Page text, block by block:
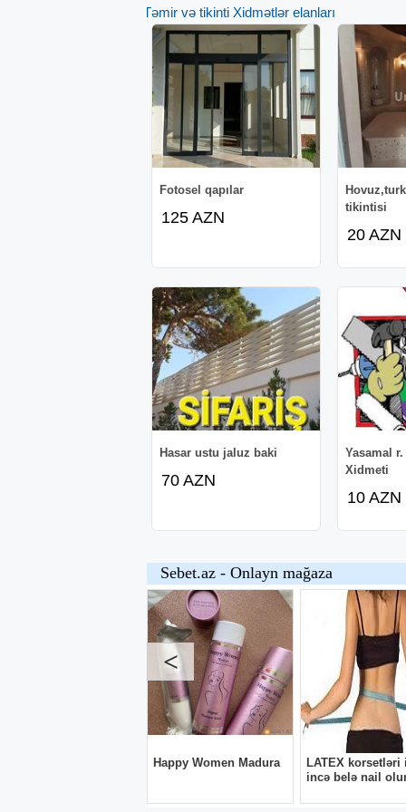
Təmir və tikinti Xidmətlər elanları
Fotosel qapılar
125 AZN
tikintisi
20 AZN
Hasar ustu jaluz baki
70 AZN
Yasamal
Xidmeti
10 AZN